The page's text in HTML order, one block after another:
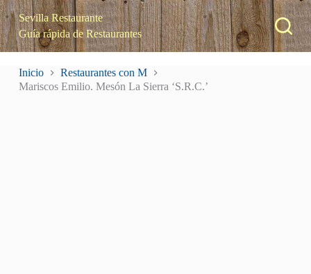
S
a
l
t
Sevilla Restaurante
Guía rápida de Restaurantes
Inicio
Restaurantes con M
Mariscos Emilio. Mesón La Sierra ‘S.R.C.’